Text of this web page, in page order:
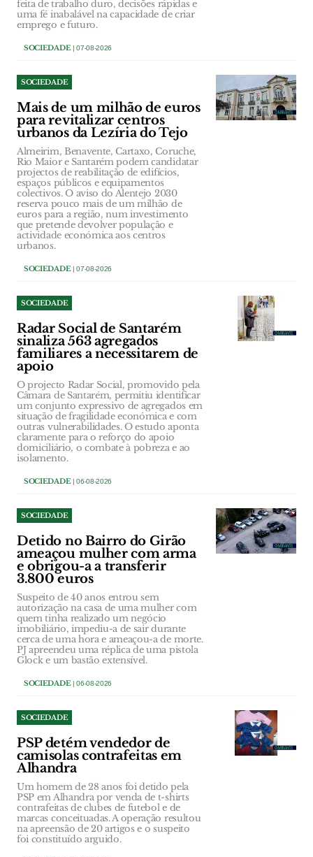
feita de trabalho duro, decisões rápidas e
uma fé inabalável na capacidade de criar
emprego e futuro.
SOCIEDADE| 07-08-2026
SOCIEDADE
Mais de um milhão de euros
para revitalizar centros
urbanos da Lezíria do Tejo
Almeirim, Benavente, Cartaxo, Coruche,
Rio Maior e Santarém podem candidatar
projectos de reabilitação de edifícios,
espaços públicos e equipamentos
colectivos. O aviso do Alentejo 2030
reserva pouco mais de um milhão de
euros para a região, num investimento
que pretende devolver população e
actividade económica aos centros
urbanos.
SOCIEDADE| 07-08-2026
SOCIEDADE
Radar Social de Santarém
sinaliza 563 agregados
familiares a necessitarem de
apoio
O projecto Radar Social, promovido pela
Câmara de Santarém, permitiu identificar
um conjunto expressivo de agregados em
situação de fragilidade económica e com
outras vulnerabilidades. O estudo aponta
claramente para o reforço do apoio
domiciliário, o combate à pobreza e ao
isolamento.
SOCIEDADE| 06-08-2026
SOCIEDADE
Detido no Bairro do Girão
ameaçou mulher com arma
e obrigou-a a transferir
3.800 euros
Suspeito de 40 anos entrou sem
autorização na casa de uma mulher com
quem tinha realizado um negócio
imobiliário, impediu-a de sair durante
cerca de uma hora e ameaçou-a de morte.
PJ apreendeu uma réplica de uma pistola
Glock e um bastão extensível.
SOCIEDADE| 06-08-2026
SOCIEDADE
PSP detém vendedor de
camisolas contrafeitas em
Alhandra
Um homem de 28 anos foi detido pela
PSP em Alhandra por venda de t-shirts
contrafeitas de clubes de futebol e de
marcas conceituadas. A operação resultou
na apreensão de 20 artigos e o suspeito
foi constituído arguido.